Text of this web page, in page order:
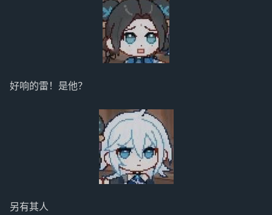
好响的雷！是他？
另有其人